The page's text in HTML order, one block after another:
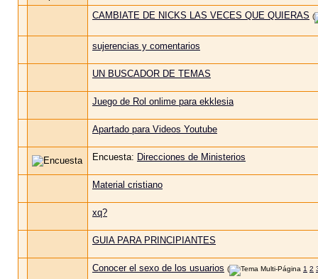
CAMBIATE DE NICKS LAS VECES QUE QUIERAS (
sujerencias y comentarios
UN BUSCADOR DE TEMAS
Juego de Rol onlime para ekklesia
Apartado para Videos Youtube
Encuesta: Direcciones de Ministerios
Material cristiano
xq?
GUIA PARA PRINCIPIANTES
Conocer el sexo de los usuarios ( 1 2